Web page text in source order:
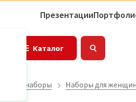
Презентации
Каталог
наборы Наборы для женщин